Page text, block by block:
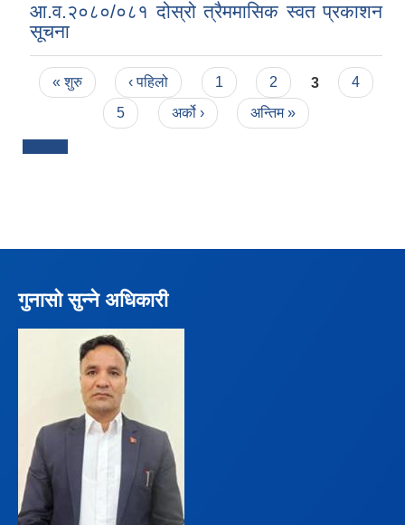
आ.व.२०८०/०८१ दोस्रो त्रैममासिक स्वत प्रकाशन
सूचना
Pages
« शुरु ‹ पहिलो 1 2 3
4
5
अर्को › अन्तिम »
गुनासो सुन्ने अधिकारी